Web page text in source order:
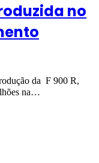
no
da F 900 R,
na…